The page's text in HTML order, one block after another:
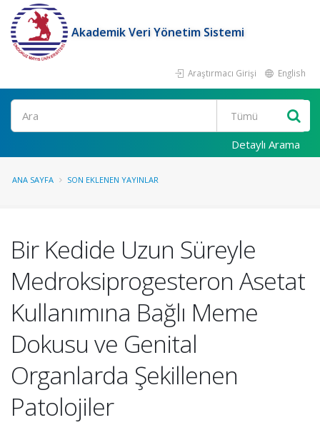
Akademik Veri Yönetim Sistemi
Araştırmacı Girişi English
Ara
Detaylı Arama
ANA SAYFA SON EKLENEN YAYINLAR
Bir Kedide Uzun Süreyle
Medroksiprogesteron Asetat
Kullanımına Bağlı Meme
Dokusu ve Genital
Organlarda Şekillenen
Patolojiler